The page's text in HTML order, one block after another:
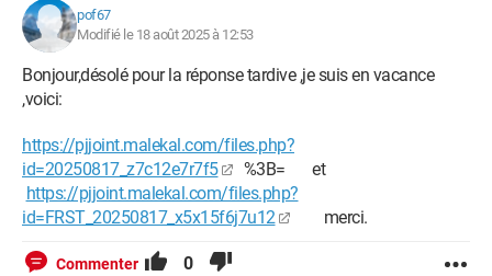
pof67
Modifié le 18 août 2025 à 12:53
Bonjour,désolé pour la réponse tardive ,je suis en vacance
,voici:
https://pjjoint.malekal.com/files.php?
id=20250817_z7c12e7r7f5
%3B= et
https://pjjoint.malekal.com/files.php?
id=FRST_20250817_x5x15f6j7u12
merci.
Commenter 0